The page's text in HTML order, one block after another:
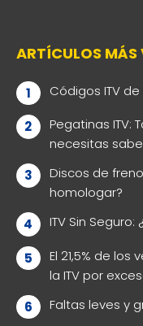
ARTÍCULOS MÁS
Códigos ITV
Pegatinas ITV:
necesitas
Discos de
homologar?
ITV Sin Seguro:
El 21,5% de
la ITV por
Faltas leves y